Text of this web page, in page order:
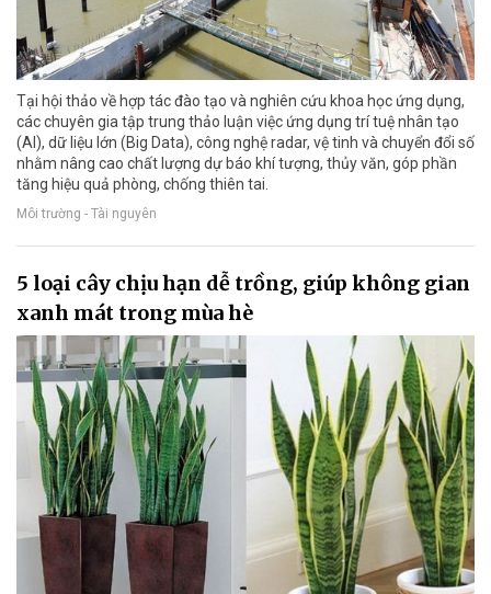
Tại hội thảo về hợp tác đào tạo và nghiên cứu khoa học ứng dụng,
các chuyên gia tập trung thảo luận việc ứng dụng trí tuệ nhân tạo
(AI), dữ liệu lớn (Big Data), công nghệ radar, vệ tinh và chuyển đổi số
nhằm nâng cao chất lượng dự báo khí tượng, thủy văn, góp phần
tăng hiệu quả phòng, chống thiên tai.
Môi trường - Tài nguyên
5 loại cây chịu hạn dễ trồng, giúp không gian
xanh mát trong mùa hè